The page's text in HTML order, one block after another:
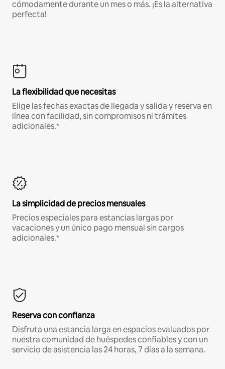
cómodamente durante un mes o más. ¡Es la alternativa
perfecta!
La flexibilidad que necesitas
Elige las fechas exactas de llegada y salida y reserva en
línea con facilidad, sin compromisos ni trámites
adicionales.*
La simplicidad de precios mensuales
Precios especiales para estancias largas por
vacaciones y un único pago mensual sin cargos
adicionales.*
Reserva con confianza
Disfruta una estancia larga en espacios evaluados por
nuestra comunidad de huéspedes confiables y con un
servicio de asistencia las 24 horas, 7 días a la semana.